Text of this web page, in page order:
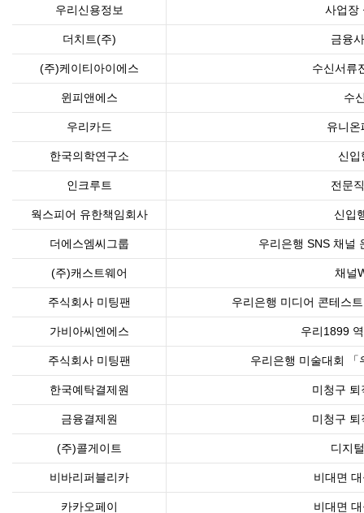
우리신용정보 사업장
더치트(주) 금융
(주)케이티아이에스 수신서류
윈피앤에스 수
우리카드 유니온
한국의학연구소 신입
인크루트 전문
웍스피어 유한책임회사 신입
더에스엠씨그룹 우리은행 SNS 채널
(주)캐스트웨어 채널
주식회사 미팅팬 우리은행 미디어 콘테스
가비아씨엔에스 우리1899
주식회사 미팅팬 우리은행 미술대회
한국예탁결제원 미청구
금융결제원 미청구
(주)콜게이트 디지
비바리퍼블리카 비대면
카카오페이 비대면